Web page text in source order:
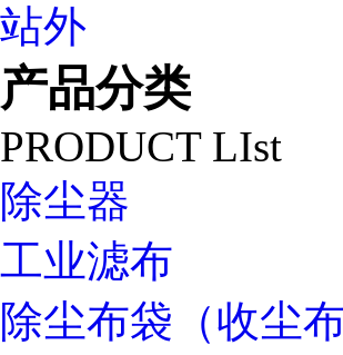
站外
产品分类
PRODUCT LIst
除尘器
工业滤布
除尘布袋（收尘布